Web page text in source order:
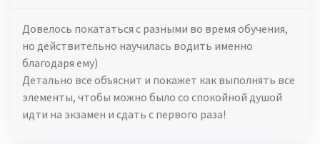
Довелось покататься с разными во время обучения,
но действительно научилась водить именно
благодаря ему)
Детально все объяснит и покажет как выполнять все
элементы, чтобы можно было со спокойной душой
идти на экзамен и сдать с первого раза!